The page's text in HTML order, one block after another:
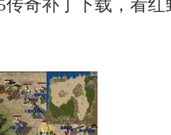
传奇补丁下载，看